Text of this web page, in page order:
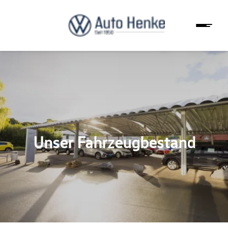
Unser Fahrzeugbestand